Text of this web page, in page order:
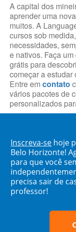
A capital dos
aprender uma
muitos. A
cursos sob
necessidades,
e nativos. Faça
grátis para
começar a estudar
Entre em contato
vários pacotes de
personalizados
Inscreva-se hoje
Belo Horizonte!
para que você
precisa sair de
professor!